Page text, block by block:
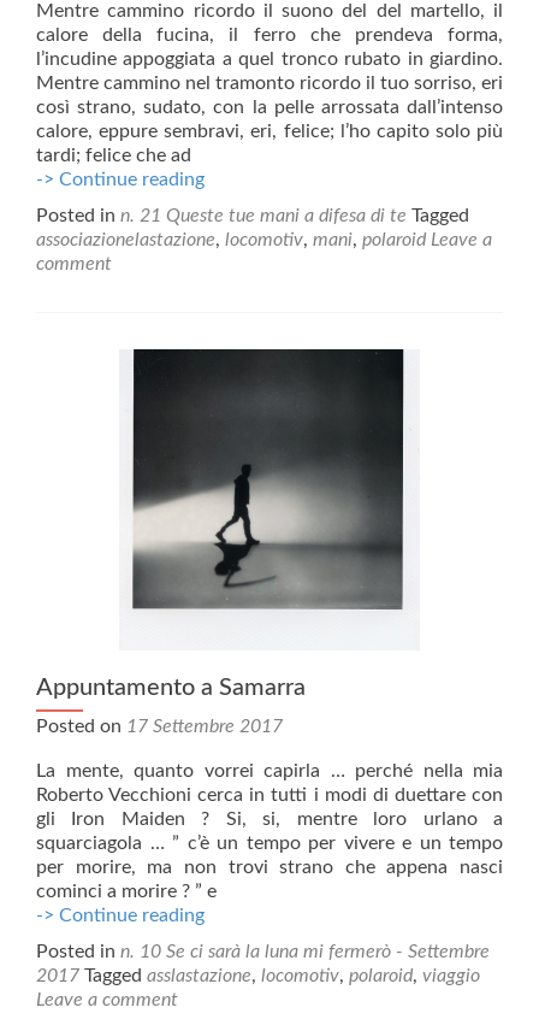
Mentre cammino ricordo il suono del del martello, il
calore della fucina, il ferro che prendeva forma,
l’incudine appoggiata a quel tronco rubato in giardino.
Mentre cammino nel tramonto ricordo il tuo sorriso, eri
così strano, sudato, con la pelle arrossata dall’intenso
calore, eppure sembravi, eri, felice; l’ho capito solo più
tardi; felice che ad
-> Continue reading#mani
Posted in n. 21 Queste tue mani a difesa di te Tagged
associazionelastazione, locomotiv, mani, polaroid Leave a
comment
Appuntamento a Samarra
Posted on 17 Settembre 2017
La mente, quanto vorrei capirla … perché nella mia
Roberto Vecchioni cerca in tutti i modi di duettare con
gli Iron Maiden ? Si, si, mentre loro urlano a
squarciagola … ” c’è un tempo per vivere e un tempo
per morire, ma non trovi strano che appena nasci
cominci a morire ? ” e
-> Continue readingAppuntamento
Samarra
Posted in n. 10 Se ci sarà la luna mi fermerò - Settembre
2017 Tagged asslastazione, locomotiv, polaroid, viaggio
Leave a comment